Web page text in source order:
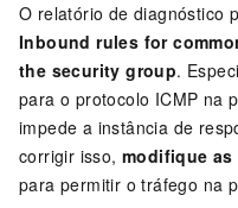
O relatório de diagnóstico
Inbound rules for
the security group.
para o protocolo ICMP na
impede a instância de
corrigir isso,modifique as
para permitir o tráfego na